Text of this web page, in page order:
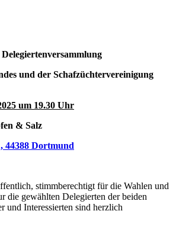
und der Schafzüchtervereinigung
um 19.30 Uhr
& Salz
44388 Dortmund
stimmberechtigt für die Wahlen und
die gewählten Delegierten der beiden
und Interessierten sind herzlich